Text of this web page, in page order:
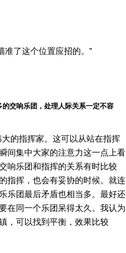
准了这个位置应招的。”
交响乐团，处理人际关系一定不容
大的指挥家。这可以从站在指挥
间集中大家的注意力这一点上看
响乐团和指挥的关系有时比较
指挥，也会有妥协的时候。就连
乐团最后矛盾也相当多。最好还
在同一个乐团呆得太久。我认为
，可以找到平衡，效果比较